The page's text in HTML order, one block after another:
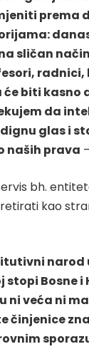
prema
sličan
radnici,
biti kasno
da
glas i
naših prava
bh.
kao
narod
Bosne i
ni veća ni
činjenice